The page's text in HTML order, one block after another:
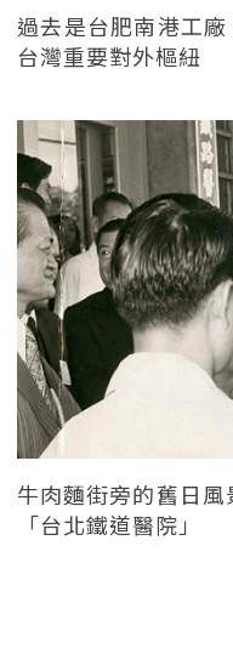
過去是台肥南港工
台灣重要對外樞紐
牛肉麵街旁的舊日
「台北鐵道醫院」